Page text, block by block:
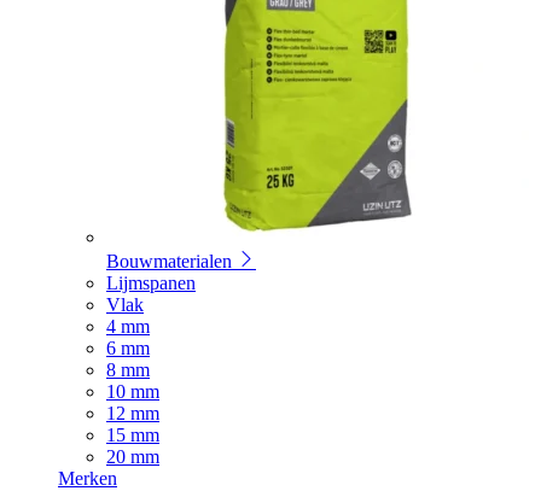
Bouwmaterialen
Lijmspanen
Vlak
4 mm
6 mm
8 mm
10 mm
12 mm
15 mm
20 mm
Merken